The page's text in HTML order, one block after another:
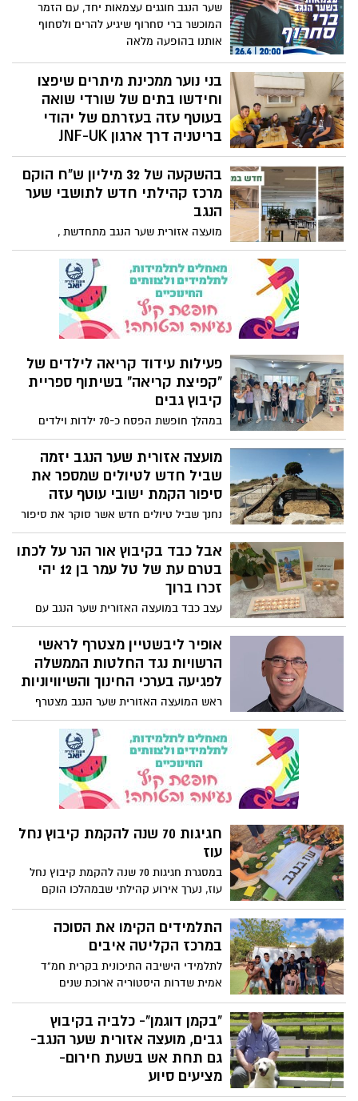
באשקלון של כבאות והצלה לישראל. איזה
כבוד גדול! אופיר ליבשטיין ראש המועצה
"אייל היקר – יישר כוח על עבודה מסורה
ומקצועית, לאורך שנים, בשגרה כמו בחירום".
שער הנגב חוגגים עצמאות יחד, עם הזמר
המוכשר ברי סחרוף שיגיע להרים ולסחוף
אותנו בהופעה מלאה
בני נוער ממכינת מיתרים שיפצו
וחידשו בתים של שורדי שואה
בעוטף עזה בעזרתם של יהודי
בריטניה דרך ארגון JNF-UK
שלושה ימי התנדבות של מתנדבים מארגון
JNF-UK ובני נוער ממכינת מיתרים התקיימו
בישובי שער הנגב ועוטף עזה בבתיהם של
ניצולי שואה לקראת חג הפסח ויום השואה.
בהשקעה של 32 מיליון ש"ח הוקם
מרכז קהילתי חדש לתושבי שער
הנגב
מועצה אזורית שער הנגב מתחדשת ,
בהשקעה של מליונים ובשיתוף משרד הנגב
הגליל והחוסן הלאומי, משרד התרבות
והספורט מועצת הטוטו והפדראציה היהודית
של סאן דייגו, הוקם מרכז קהילתי חדש
לרווחת תושבי המועצה אשר ישמש כבית
למתנ״ס שער הנגב, מרכז צעירים שער הנגב,
צפוי מרכז הפעלה שרותי ממוגן, מרכז חדשות
JNF אוסטרליה וקקל ישראל
פעילות עידוד קריאה לילדים של
"קפיצת קריאה" בשיתוף ספריית
קיבוץ גבים
במהלך חופשת הפסח כ-70 ילדות וילדים
בכיתות א' עד ו' מקיבוץ גבים בשער הנגב
התכנסו בספריית הקיבוץ ליום שיא מיוחד
'קפיצת קריאה מבקרת בספרייה' לרגל פסח
במסגרת פרויקט 'קפיצת קריאה' המעניק
לילדים ולנוער קפיצה לתוך עולם הקריאה
ומזכיר לכולנו שלקרוא ספרים זה פשוט כיף!
מועצה אזורית שער הנגב יזמה
שביל חדש לטיולים שמספר את
סיפור הקמת ישובי עוטף עזה
נחנך שביל טיולים חדש אשר סוקר את סיפור
הקמת ישובי עוטף עזה, התיישבות הציונית
והביטחון דרך קו המים של הנגב
המערבי.השביל נסלל ביוזמת מועצה אזורית
שער הנגב.
אבל כבד בקיבוץ אור הנר על לכתו
בטרם עת של טל עמר בן 12 יהי
זכרו ברוך
עצב כבד במועצה האזורית שער הנגב עם
היוודע על לכתו בטרם עת של טל עמר,
מקיבוץ אור הנר, תלמיד שכבה ו' בבית הספר
אלונים שער הנגב. טל נפטר מהמחלה, טרם
נמסר מועד לוויה
אופיר ליבשטיין מצטרף לראשי
הרשויות נגד החלטות הממשלה
לפגיעה בערכי החינוך והשיוויוניות
ראש המועצה האזורית שער הנגב מצטרף
לראשי הרשויות והערים ברחבי הארץ נגד
החלטות הממשלה ופונה לתושבי שער הנגב"
שער הנגב היא קהילה סולידרית ושיוויונית,
נמשיך לקיים תוכניות חינוך ברוח זו".
חגיגות 70 שנה להקמת קיבוץ נחל
עוז
במסגרת חגיגות 70 שנה להקמת קיבוץ נחל
עוז, נערך אירוע קהילתי שבמהלכו הוקם
מרחב חושים סביבתי בכניסה למרכז
המבקרים החדש "עוז בנגב". האירוע התקיים
במסגרת פרויקט "מקום בשביל" של המועצה
האזורית שער הנגב, בשיתוף איגוד ערים
לאיכות סביבה נפת אשקלון ובתמיכת המשרד
להגנת הסביבה.
התלמידים הקימו את הסוכה
במרכז הקליטה איבים
לתלמידי הישיבה התיכונית בקרית חמ"ד
אמית שדרות היסטוריה ארוכת שנים
בהתנדבות במרכז הקליטה איבים.
"בקמן דוגמן"- כלביה בקיבוץ
גבים, מועצה אזורית שער הנגב-
גם תחת אש בשעת חירום-
מציעים סיוע
בצל הלחימה בעזה והשיגורים על יישובי